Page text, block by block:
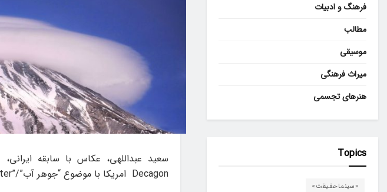
سعید عبداللهی، عکاس با سابقه
Decagon امریکا با موضوع “جوهر آب”/”H۲O-The Essence Of Water” شد.
فرهنگ و ادبیات
مطالب
موسیقی
میراث فرهنگی
هنرهای تجسمی
Topics
«سینماحقیقت»